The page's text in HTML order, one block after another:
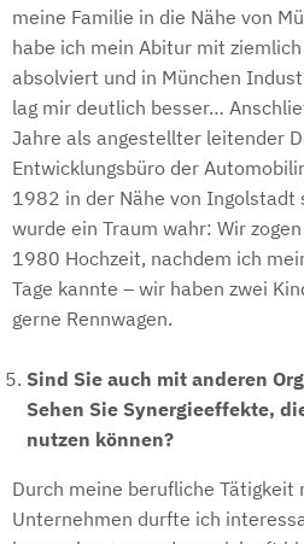
meine Familie in die Nähe von
habe ich mein Abitur mit
absolviert und in München
lag mir deutlich besser…
Jahre als angestellter leitender
Entwicklungsbüro der
1982 in der Nähe von
wurde ein Traum wahr: Wir
1980 Hochzeit, nachdem ich
Tage kannte – wir haben zwei
gerne Rennwagen.
Sind Sie auch mit anderen
Sehen Sie Synergieeffekte,
nutzen können?
Durch meine berufliche Tätigkeit
Unternehmen durfte ich